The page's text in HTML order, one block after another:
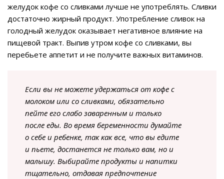
желудок кофе со сливками лучше не употреблять. Сливки
достаточно жирный продукт. Употребление сливок на
голодный желудок оказывает негативное влияние на
пищевой тракт. Выпив утром кофе со сливками, вы
перебьете аппетит и не получите важных витаминов.
Если вы не можете удержаться от кофе с
молоком или со сливками, обязательно
пейте его слабо заваренным и только
после еды. Во время беременности думайте
о себе и ребенке, так как все, что вы едите
и пьете, достанется не только вам, но и
малышу. Выбирайте продукты и напитки
тщательно, отдавая предпочтение